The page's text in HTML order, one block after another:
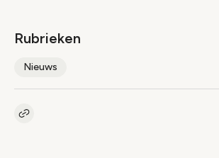
Rubrieken
Nieuws
Kopieer link naar artikel